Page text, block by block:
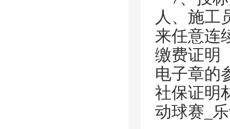
人、施工
来任意连
缴费证明
电子章的
社保证明
动球赛_